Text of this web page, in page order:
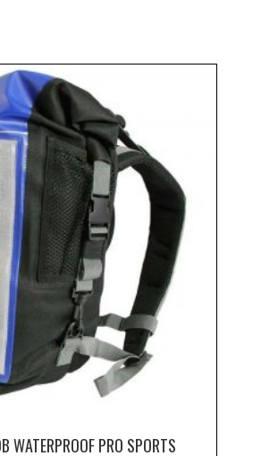
WATERPROOF PRO SPORTS